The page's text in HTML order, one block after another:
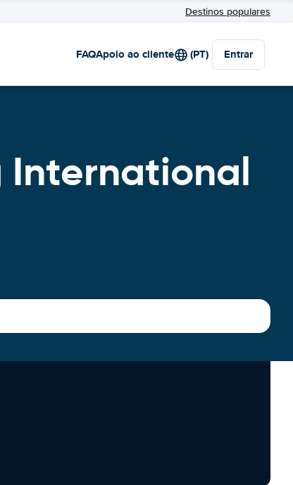
Destinos populares
FAQApoio ao cliente (PT) Entrar
International